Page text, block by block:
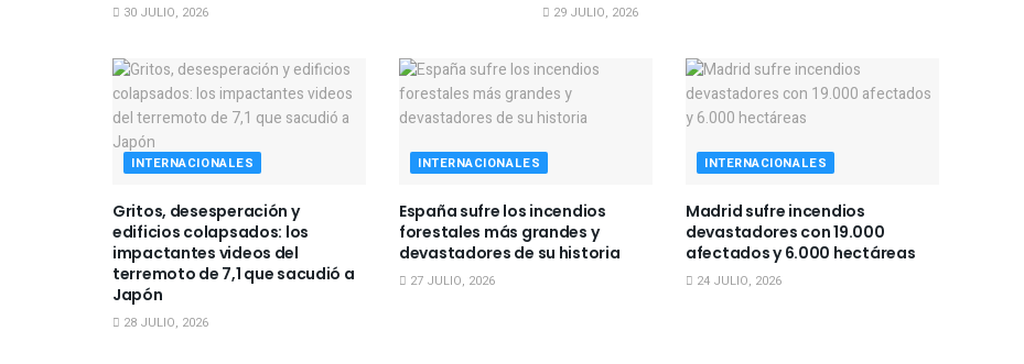
30 JULIO, 2026 29 JULIO, 2026
INTERNACIONALES
Gritos, desesperación y
edificios colapsados: los
impactantes videos del
terremoto de 7,1 que sacudió a
Japón
28 JULIO, 2026
INTERNACIONALES
España sufre los incendios
forestales más grandes y
devastadores de su historia
27 JULIO, 2026
INTERNACIONALES
Madrid sufre incendios
devastadores con 19.000
afectados y 6.000 hectáreas
24 JULIO, 2026